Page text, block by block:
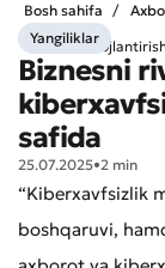
Bosh sahifa
Biznesni
Yangiliklar
Biznesni
safida
25.07.2025•2 min
“Kiberxavfsizlik
boshqaruvi,